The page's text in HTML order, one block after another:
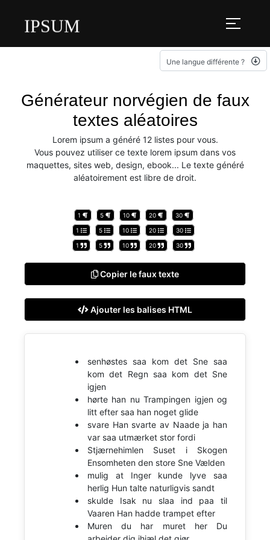
IPSUM
Une langue différente ?
Générateur norvégien de faux
textes aléatoires
Lorem ipsum a généré 12 listes pour vous.
Vous pouvez utiliser ce texte lorem ipsum dans vos
maquettes, sites web, design, ebook... Le texte généré
aléatoirement est libre de droit.
1 5 10 20 30
1 5 10 20 30
1 5 10 20 30
Copier le faux texte
Ajouter les balises HTML
senhøstes saa kom det Sne saa
kom det Regn saa kom det Sne
igjen
hørte han nu Trampingen igjen og
litt efter saa han noget glide
svare Han svarte av Naade ja han
var saa utmærket stor fordi
Stjærnehimlen Suset i Skogen
Ensomheten den store Sne Vælden
mulig at Inger kunde lyve saa
herlig Hun talte naturligvis sandt
skulde Isak nu slaa ind paa til
Vaaren Han hadde trampet efter
Muren du har muret her Du